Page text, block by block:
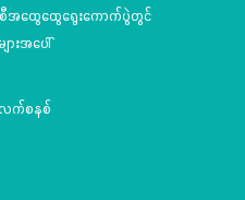
စီအထွေထွေရွေးကောက်ပွဲတွင်
ားအပေါ်
လက်စနစ်